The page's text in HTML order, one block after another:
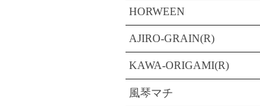
HORWEEN
AJIRO-GRAIN(R)
KAWA-ORIGAMI(R)
風琴マチ